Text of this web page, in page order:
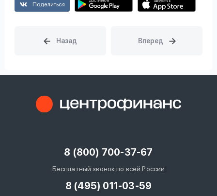
Поделиться
8 (800) 700-37-67
Бесплатный звонок по всей России
8 (495) 011-03-59